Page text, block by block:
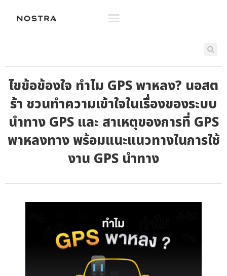
ไขข้อข้องใจ ทำไม GPS พาหลง? นอสต
ร้า ชวนทำความเข้าใจในเรื่องของระบบ
นำทาง GPS และ สาเหตุของการที่ GPS
พาหลงทาง พร้อมแนะแนวทางในการใช้
งาน GPS นำทาง